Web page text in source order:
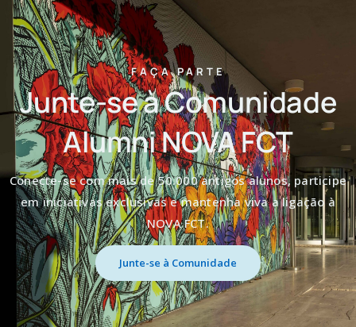
FAÇA PARTE
Junte-se à Comunidade
Alumni NOVA FCT
Conecte-se com mais de 50.000 antigos alunos, participe
em iniciativas exclusivas e mantenha viva a ligação à
NOVA FCT.
Junte-se à Comunidade